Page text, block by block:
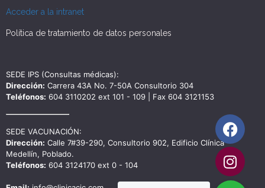
Acceder a la intranet
Política de tratamiento de datos personales
SEDE IPS (Consultas médicas):
Dirección: Carrera 43A No. 7-50A Consultorio 304
Teléfonos: 604 3110202 ext 101 - 109 | Fax 604 3121153
SEDE VACUNACIÓN:
Dirección: Calle 7#39-290, Consultorio 902, Edificio Clínica
Medellín, Poblado.
Teléfonos: 604 3124170 ext 0 - 104